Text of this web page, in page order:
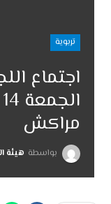
تربوية
اجتماع
مراكش
بواسطة هيئة